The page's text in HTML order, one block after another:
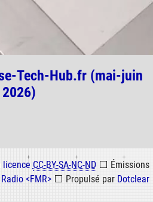
Tech-Hub.fr (mai-juin
2026)
licence CC-BY-SA-NC-ND ⬜ Émissions
Radio <FMR> ⬜ Propulsé par Dotclear